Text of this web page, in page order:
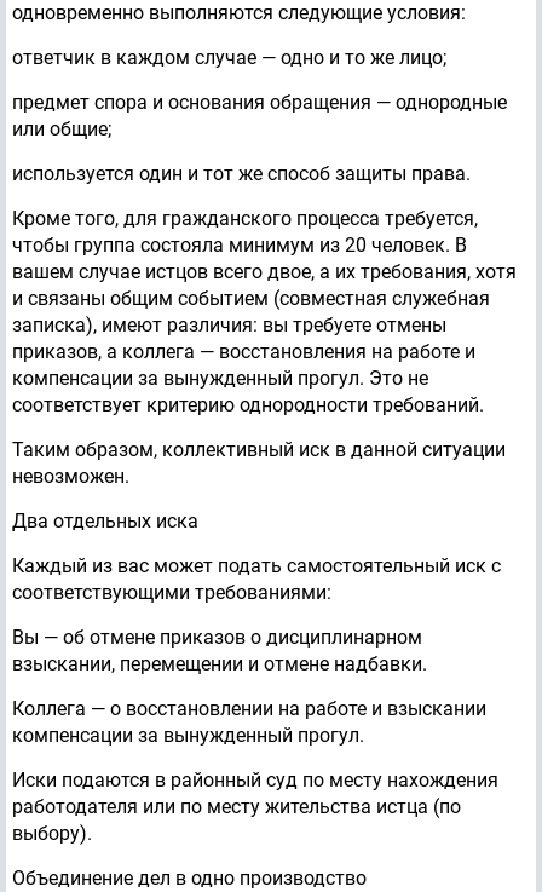
одновременно выполняются следующие условия:
ответчик в каждом случае — одно и то же лицо;
предмет спора и основания обращения — однородные
или общие;
используется один и тот же способ защиты права.
Кроме того, для гражданского процесса требуется,
чтобы группа состояла минимум из 20 человек. В
вашем случае истцов всего двое, а их требования, хотя
и связаны общим событием (совместная служебная
записка), имеют различия: вы требуете отмены
приказов, а коллега — восстановления на работе и
компенсации за вынужденный прогул. Это не
соответствует критерию однородности требований.
Таким образом, коллективный иск в данной ситуации
невозможен.
Два отдельных иска
Каждый из вас может подать самостоятельный иск с
соответствующими требованиями:
Вы — об отмене приказов о дисциплинарном
взыскании, перемещении и отмене надбавки.
Коллега — о восстановлении на работе и взыскании
компенсации за вынужденный прогул.
Иски подаются в районный суд по месту нахождения
работодателя или по месту жительства истца (по
выбору).
Объединение дел в одно производство